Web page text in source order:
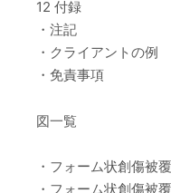
12 付録
・注記
・クライアントの例
・免責事項
図一覧
・フォーム状創傷被
・フォーム状創傷被